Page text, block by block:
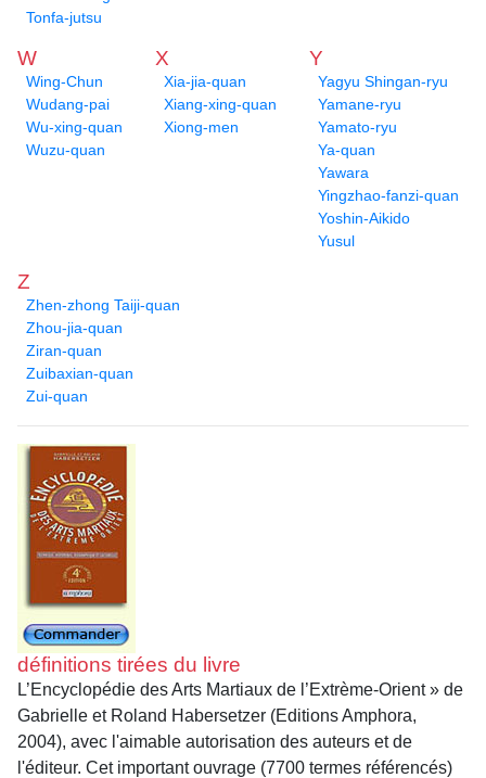
Tonfa-jutsu
W
Wing-Chun
Wudang-pai
Wu-xing-quan
Wuzu-quan
X
Xia-jia-quan
Xiang-xing-quan
Xiong-men
Y
Yagyu Shingan-ryu
Yamane-ryu
Yamato-ryu
Ya-quan
Yawara
Yingzhao-fanzi-quan
Yoshin-Aikido
Yusul
Z
Zhen-zhong Taiji-quan
Zhou-jia-quan
Ziran-quan
Zuibaxian-quan
Zui-quan
définitions tirées du livre
L’Encyclopédie des Arts Martiaux de l’Extrème-Orient » de
Gabrielle et Roland Habersetzer (Editions Amphora,
2004), avec l'aimable autorisation des auteurs et de
l'éditeur. Cet important ouvrage (7700 termes référencés)